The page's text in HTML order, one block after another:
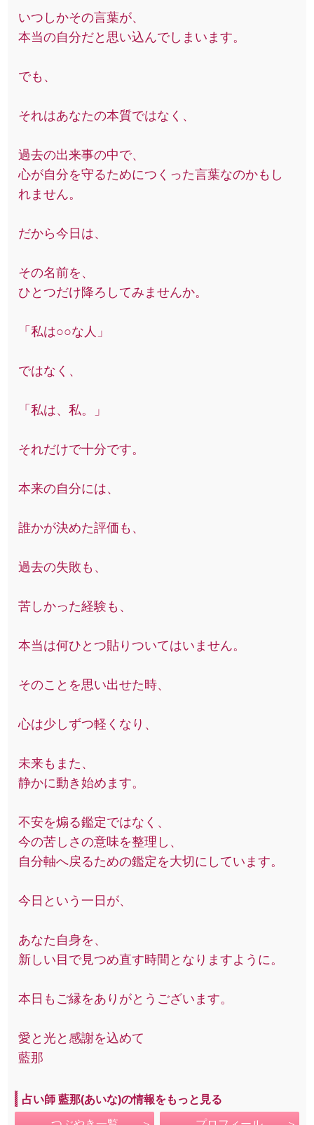
いつしかその言葉が、
本当の自分だと思い込んでしまいます。
でも、
それはあなたの本質ではなく、
過去の出来事の中で、
心が自分を守るためにつくった言葉なのかもし
れません。
だから今日は、
その名前を、
ひとつだけ降ろしてみませんか。
「私は○○な人」
ではなく、
「私は、私。」
それだけで十分です。
本来の自分には、
誰かが決めた評価も、
過去の失敗も、
苦しかった経験も、
本当は何ひとつ貼りついてはいません。
そのことを思い出せた時、
心は少しずつ軽くなり、
未来もまた、
静かに動き始めます。
不安を煽る鑑定ではなく、
今の苦しさの意味を整理し、
自分軸へ戻るための鑑定を大切にしています。
今日という一日が、
あなた自身を、
新しい目で見つめ直す時間となりますように。
本日もご縁をありがとうございます。
愛と光と感謝を込めて
藍那
占い師 藍那(あいな)の情報をもっと見る